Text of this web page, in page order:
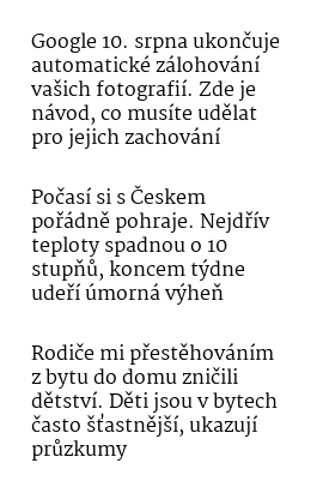
Google 10. srpna ukončuje
automatické zálohování
vašich fotografií. Zde je
návod, co musíte udělat
pro jejich zachování
Počasí si s Českem
pořádně pohraje. Nejdřív
teploty spadnou o 10
stupňů, koncem týdne
udeří úmorná výheň
Rodiče mi přestěhováním
z bytu do domu zničili
dětství. Děti jsou v bytech
často šťastnější, ukazují
průzkumy